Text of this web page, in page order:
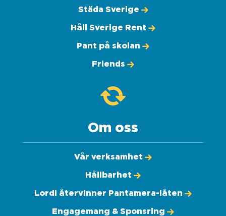
Städa Sverige
Håll Sverige Rent
Pant på skolan
Friends
Om oss
Vår verksamhet
Hållbarhet
Lordi återvinner Pantamera-låten
Engagemang & Sponsring